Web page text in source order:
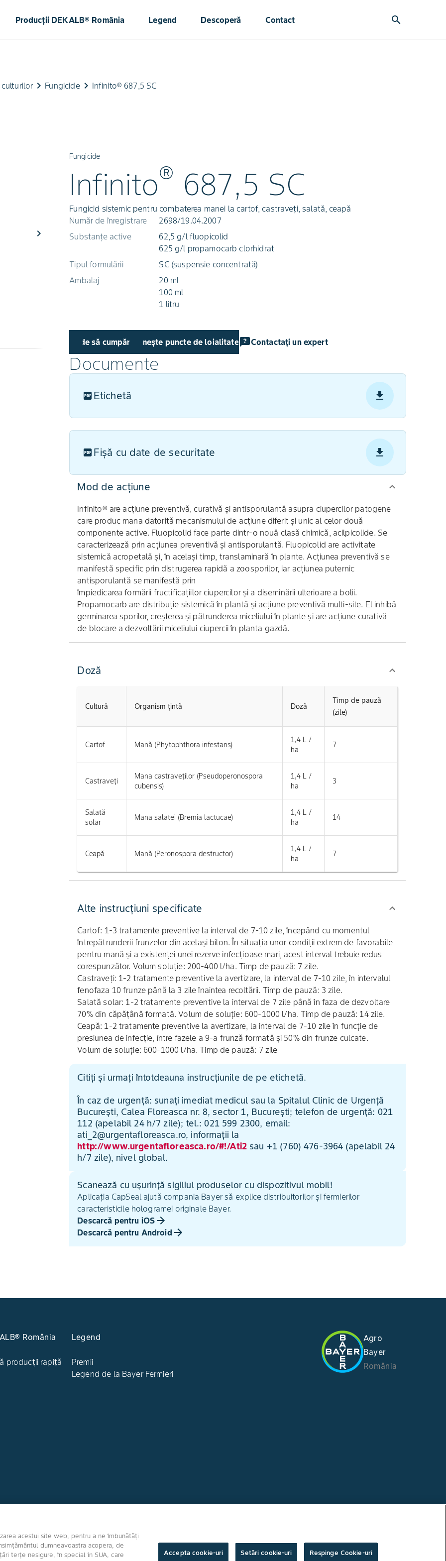
Producții DEKALB® România Legend Descoperă Contact search
keyboard_arrow_right Fungicidekeyboard_arrow_right Infinito® 687,5 SC
chevron_right
Fungicide
Infinito® 687,5 SC
Fungicid sistemic pentru combaterea manei la cartof, castraveți, salată, ceapă
Număr de înregistrare
2698/19.04.2007
Substanțe active
62,5 g/l fluopicolid
625 g/l propamocarb clorhidrat
Tipul formulării
SC (suspensie concentrată)
Ambalaj
20 ml
100 ml
1 litru
Unde să cumpăr Primește puncte de loialitate Contactați un expert
Documente
Etichetă
Fișă cu date de securitate
Mod de acţiune
Infinito® are acțiune preventivă, curativă și antisporulantă asupra ciupercilor patogene
care produc mana datorită mecanismului de acțiune diferit și unic al celor două
componente active. Fluopicolid face parte dintr-o nouă clasă chimică, acilpicolide. Se
caracterizează prin acțiunea preventivă și antisporulantă. Fluopicolid are activitate
sistemică acropetală și, în același timp, translaminară în plante. Acțiunea preventivă se
manifestă specific prin distrugerea rapidă a zoosporilor, iar acțiunea puternic
antisporulantă se manifestă prin
împiedicarea formării fructificațiilor ciupercilor și a diseminării ulterioare a bolii.
Propamocarb are distribuție sistemică în plantă și acțiune preventivă multi-site. El inhibă
germinarea sporilor, creșterea și pătrunderea miceliului în plante și are acțiune curativă
de blocare a dezvoltării miceliului ciupercii în planta gazdă.
Doză
Cultură Organism țintă Doză
Timp de pauză
(zile)
Cartof Mană (Phytophthora infestans)
1,4 L /
ha
7
Castraveţi
Mana castraveţilor (Pseudoperonospora
cubensis)
1,4 L /
ha
3
Salată
solar
Mana salatei (Bremia lactucae)
1,4 L /
ha
14
Ceapă Mană (Peronospora destructor)
1,4 L /
ha
7
Alte instrucțiuni specificate
Cartof: 1-3 tratamente preventive la interval de 7-10 zile, începând cu momentul
întrepătrunderii frunzelor din același bilon. În situația unor condiții extrem de favorabile
pentru mană și a existenței unei rezerve infecțioase mari, acest interval trebuie redus
corespunzător. Volum soluție: 200-400 l/ha. Timp de pauză: 7 zile.
Castraveți: 1-2 tratamente preventive la avertizare, la interval de 7-10 zile, în intervalul
fenofaza 10 frunze până la 3 zile înaintea recoltării. Timp de pauză: 3 zile.
Salată solar: 1-2 tratamente preventive la interval de 7 zile până în faza de dezvoltare
70% din căpățână formată. Volum de soluție: 600-1000 l/ha. Timp de pauză: 14 zile.
Ceapă: 1-2 tratamente preventive la avertizare, la interval de 7-10 zile în funcție de
presiunea de infecție, între fazele a 9-a frunză formată și 50% din frunze culcate.
Volum de soluție: 600-1000 l/ha. Timp de pauză: 7 zile
Citiți și urmați întotdeauna instrucțiunile de pe etichetă.
În caz de urgență: sunați imediat medicul sau la Spitalul Clinic de Urgență
București, Calea Floreasca nr. 8, sector 1, București; telefon de urgență: 021
112 (apelabil 24 h/7 zile); tel.: 021 599 2300, email:
ati_2@urgentafloreasca.ro, informații la
http://www.urgentafloreasca.ro/#!/Ati2 sau +1 (760) 476-3964 (apelabil 24
h/7 zile), nivel global.
Scanează cu ușurință sigiliul produselor cu dispozitivul mobil!
Aplicația CapSeal ajută compania Bayer să explice distribuitorilor și fermierilor
caracteristicile hologramei originale Bayer.
Descarcă pentru iOS
Descarcă pentru Android
România
producții rapiță
Legend
Premii
Legend de la Bayer Fermieri
Agro
Bayer
România
Canale media
acestui site web, pentru a ne îmbunătăți
dumneavoastra acopera, de
terțe nesigure, în special în SUA, care
Setări cookie-uri Respinge Cookie-uri
Accepta cookie-uri